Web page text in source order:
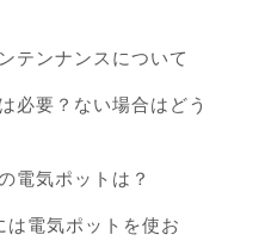
テンナンスについて
必要？ない場合はどう
電気ポットは？
は電気ポットを使お